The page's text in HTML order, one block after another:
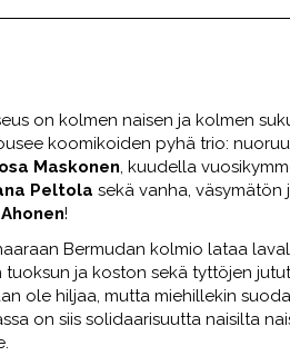
on kolmen naisen ja kolmen
koomikoiden pyhä trio:
Maskonen, kuudella
Peltola sekä vanha,
!
Bermudan kolmio lataa
ja koston sekä tyttöjen
ole hiljaa, mutta miehillekin
on siis solidaarisuutta naisilta